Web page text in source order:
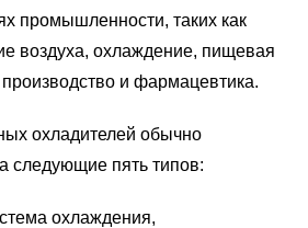
промышленности, таких как
воздуха, охлаждение, пищевая
и фармацевтика.
охладителей обычно
следующие пять типов:
охлаждения,